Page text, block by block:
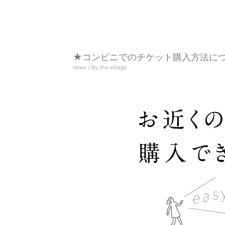
★コンビニでのチケット購入方法に
news / Bythe village